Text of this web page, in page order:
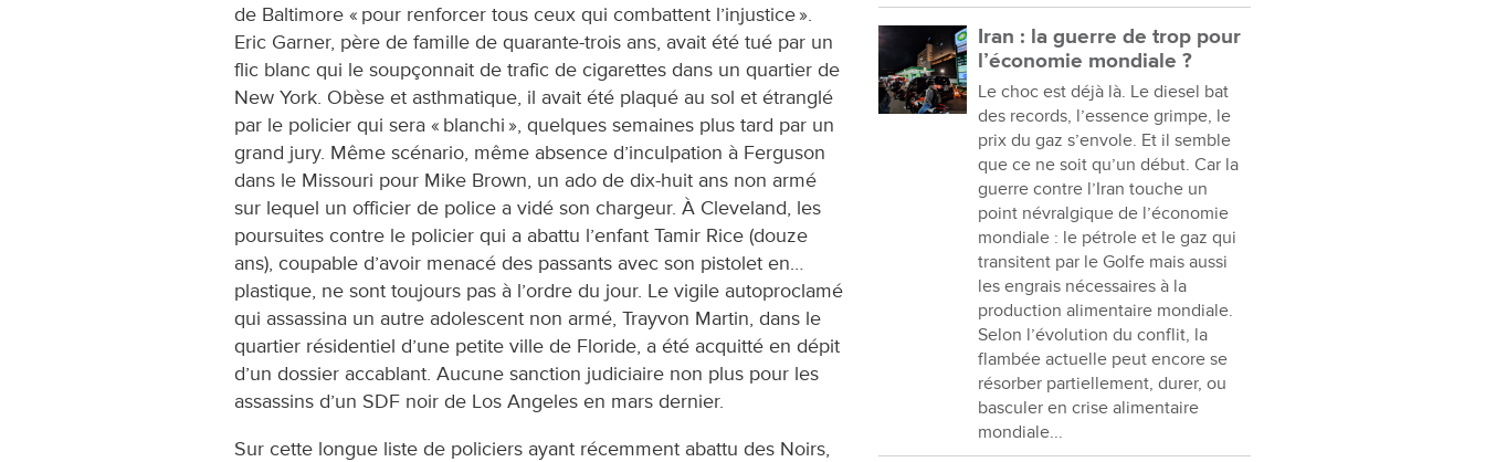
de Baltimore « pour renforcer tous ceux qui combattent l’injustice ».
Eric Garner, père de famille de quarante-trois ans, avait été tué par un
flic blanc qui le soupçonnait de trafic de cigarettes dans un quartier de
New York. Obèse et asthmatique, il avait été plaqué au sol et étranglé
par le policier qui sera « blanchi », quelques semaines plus tard par un
grand jury. Même scénario, même absence d’inculpation à Ferguson
dans le Missouri pour Mike Brown, un ado de dix-huit ans non armé
sur lequel un officier de police a vidé son chargeur. À Cleveland, les
poursuites contre le policier qui a abattu l’enfant Tamir Rice (douze
ans), coupable d’avoir menacé des passants avec son pistolet en…
plastique, ne sont toujours pas à l’ordre du jour. Le vigile autoproclamé
qui assassina un autre adolescent non armé, Trayvon Martin, dans le
quartier résidentiel d’une petite ville de Floride, a été acquitté en dépit
d’un dossier accablant. Aucune sanction judiciaire non plus pour les
assassins d’un SDF noir de Los Angeles en mars dernier.
Sur cette longue liste de policiers ayant récemment abattu des Noirs,
Iran : la guerre de trop pour
l’économie mondiale ?
Le choc est déjà là. Le diesel bat
des records, l’essence grimpe, le
prix du gaz s’envole. Et il semble
que ce ne soit qu’un début. Car la
guerre contre l’Iran touche un
point névralgique de l’économie
mondiale : le pétrole et le gaz qui
transitent par le Golfe mais aussi
les engrais nécessaires à la
production alimentaire mondiale.
Selon l’évolution du conflit, la
flambée actuelle peut encore se
résorber partiellement, durer, ou
basculer en crise alimentaire
mondiale...